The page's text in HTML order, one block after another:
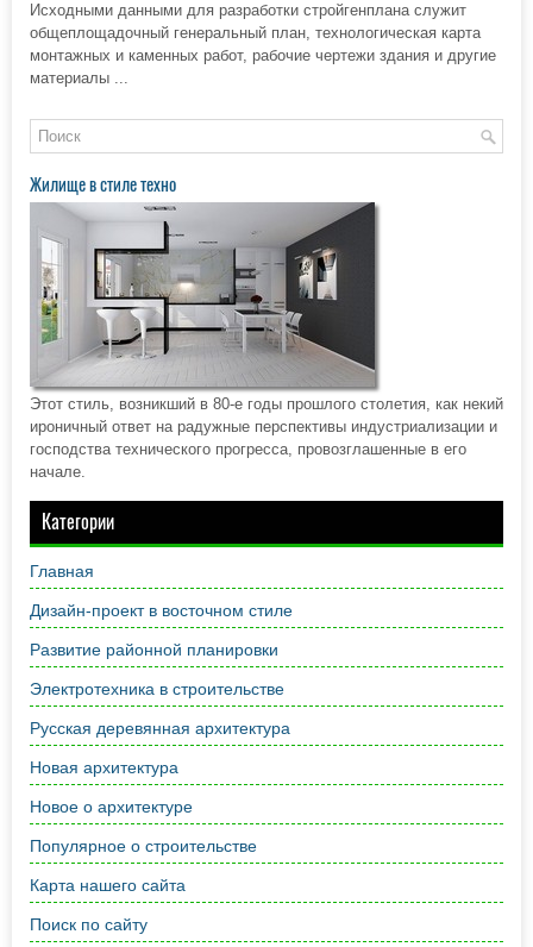
Исходными данными для разработки стройгенплана служит
общеплощадочный генеральный план, технологическая карта
монтажных и каменных работ, рабочие чертежи здания и другие
материалы ...
Жилище в стиле техно
Этот стиль, возникший в 80-е годы прошлого столетия, как некий
ироничный ответ на радужные перспективы индустриализации и
господства технического прогресса, провозглашенные в его
начале.
Категории
Главная
Дизайн-проект в восточном стиле
Развитие районной планировки
Электротехника в строительстве
Русская деревянная архитектура
Новая архитектура
Новое о архитектуре
Популярное о строительстве
Карта нашего сайта
Поиск по сайту